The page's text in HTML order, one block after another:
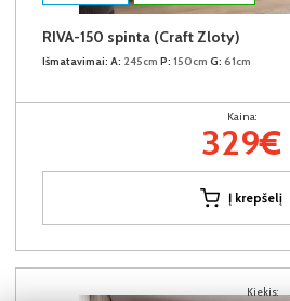
Kiekis:
RIVA-150 spinta (Craft Zloty)
Išmatavimai: A: 245cm P: 150cm G: 61cm
Kaina:
329€
Į krepšelį